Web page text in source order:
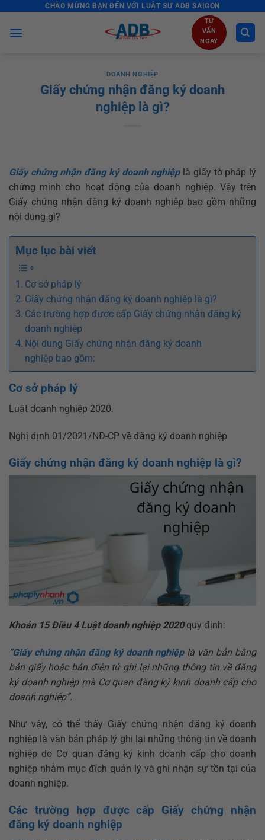
content
CHÀO MỪNG BẠN ĐẾN VỚI LUẬT SƯ ADB SAIGON
TƯ
VẤN
NGAY
DOANH NGHIỆP
Giấy chứng nhận đăng ký doanh
nghiệp là gì?
Giấy chứng nhận đăng ký doanh nghiệplà giấy tờ pháp lý
chứng minh cho hoạt động của doanh nghiệp. Vậy trên
Giấy chứng nhận đăng ký doanh nghiệp bao gồm những
nội dung gì?
Mục lục bài viết
Cơ sở pháp lý
Giấy chứng nhận đăng ký doanh nghiệp là gì?
Các trường hợp được cấp Giấy chứng nhận đăng ký
doanh nghiệp
Nội dung Giấy chứng nhận đăng ký doanh
nghiệp bao gồm:
Cơ sở pháp lý
Luật doanh nghiệp 2020.
Nghị định 01/2021/NĐ-CP về đăng ký doanh nghiệp
Giấy chứng nhận đăng ký doanh nghiệp là gì?
Khoản 15 Điều 4 Luật doanh nghiệp 2020 quy định:
“Giấy chứng nhận đăng ký doanh nghiệplà văn bản bằng
bản giấy hoặc bản điện tử ghi lại những thông tin về đăng
ký doanh nghiệp mà Cơ quan đăng ký kinh doanh cấp cho
doanh nghiệp”.
Như vậy, có thể thấy Giấy chứng nhận đăng ký doanh
nghiệp là văn bản pháp lý ghi lại những thông tin về doanh
nghiệp do Cơ quan đăng ký kinh doanh cấp cho doanh
nghiệp nhằm mục đích quản lý và ghi nhận sự tồn tại của
doanh nghiệp.
Các trường hợp được cấp Giấy chứng nhận
đăng ký doanh nghiệp